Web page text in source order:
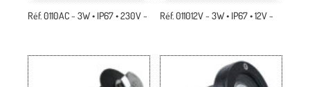
Réf. 0110AC ~ 3W • IP67 • 230V ~ Réf. 011012V ~ 3W • IP67 • 12V ~